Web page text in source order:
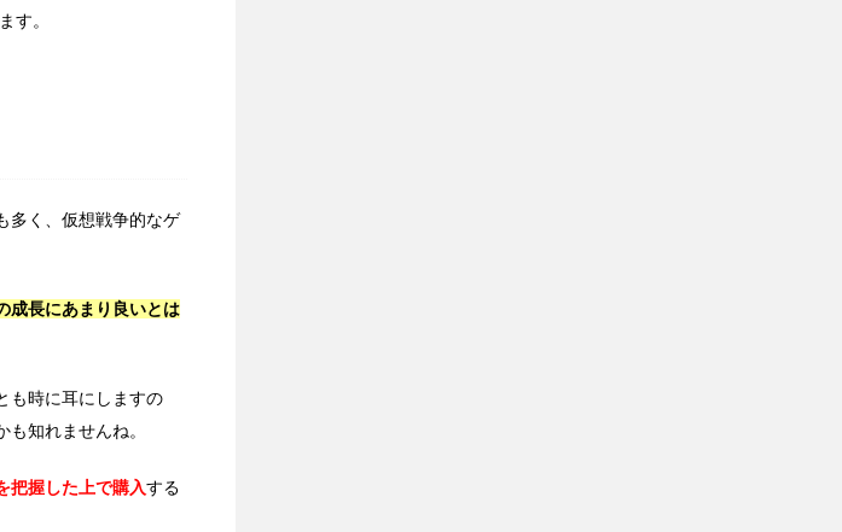
す。
多く、仮想戦争的なゲ
成長にあまり良いとは
も時に耳にしますの
知れませんね。
把握した上で購入する